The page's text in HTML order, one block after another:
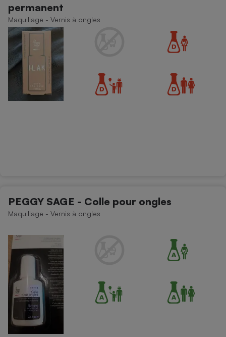
permanent
Maquillage - Vernis à ongles
PEGGY SAGE - Colle pour ongles
Maquillage - Vernis à ongles